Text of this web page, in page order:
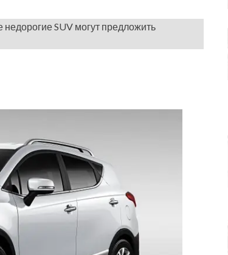
SUV могут предложить